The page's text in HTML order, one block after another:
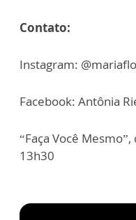
Contato:
Instagram:
Facebook: Antônia
“Faça Você
13h30